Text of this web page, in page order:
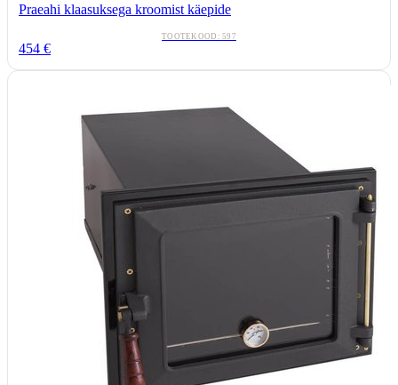
Praeahi klaasuksega kroomist käepide
TOOTEKOOD:597
454 €